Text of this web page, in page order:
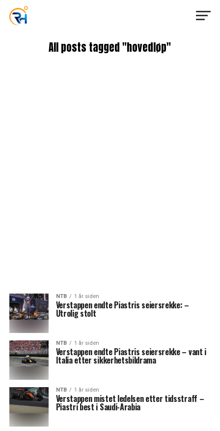
All posts tagged "hovedløp"
NTB 1 år siden
Verstappen endte Piastris seiersrekke: –
Utrolig stolt
NTB 1 år siden
Verstappen endte Piastris seiersrekke – vant i
Italia etter sikkerhetsbildrama
NTB 1 år siden
Verstappen mistet ledelsen etter tidsstraff –
Piastri best i Saudi-Arabia